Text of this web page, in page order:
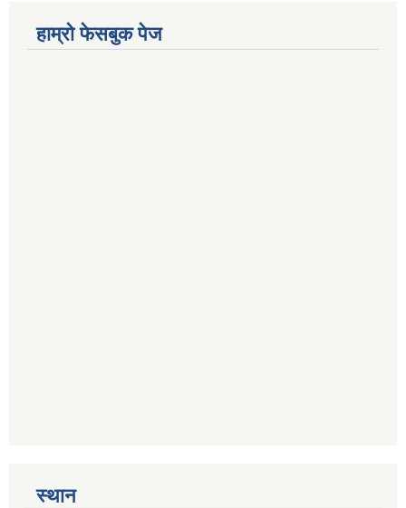
हाम्रो फेसबुक पेज
स्थान